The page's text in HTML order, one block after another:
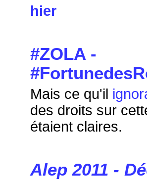
hier
#ZOLA -
Mais ce qu'il
des droits sur
étaient claires.
Alep 2011 -